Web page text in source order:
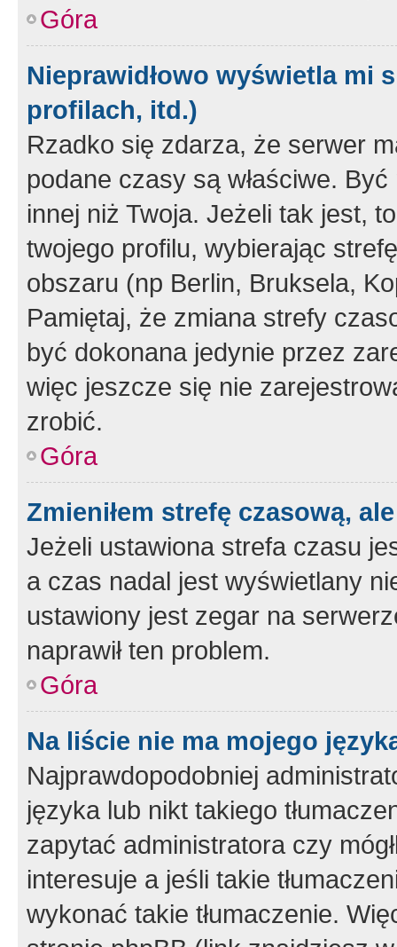
Góra
Nieprawidłowo wyświetla mi
profilach, itd.)
Rzadko się zdarza, że serwer
podane czasy są właściwe.
innej niż Twoja. Jeżeli tak jest,
twojego profilu, wybierając
obszaru (np Berlin, Bruksela,
Pamiętaj, że zmiana strefy
być dokonana jedynie przez
więc jeszcze się nie
zrobić.
Góra
Zmieniłem strefę czasową,
Jeżeli ustawiona strefa czasu
a czas nadal jest wyświetlany
ustawiony jest zegar na
naprawił ten problem.
Góra
Na liście nie ma mojego
Najprawdopodobniej
języka lub nikt takiego
zapytać administratora czy
interesuje a jeśli takie
wykonać takie tłumaczenie.